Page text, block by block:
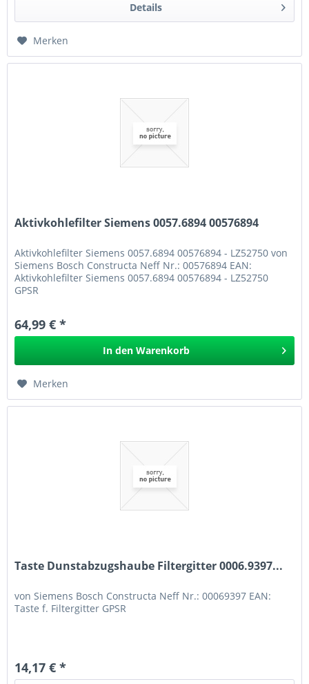
Details
Merken
Aktivkohlefilter Siemens 0057.6894 00576894
Aktivkohlefilter Siemens 0057.6894 00576894 - LZ52750 von
Siemens Bosch Constructa Neff Nr.: 00576894 EAN:
Aktivkohlefilter Siemens 0057.6894 00576894 - LZ52750
GPSR
64,99 € *
In den Warenkorb
Merken
Taste Dunstabzugshaube Filtergitter 0006.9397...
von Siemens Bosch Constructa Neff Nr.: 00069397 EAN:
Taste f. Filtergitter GPSR
14,17 € *